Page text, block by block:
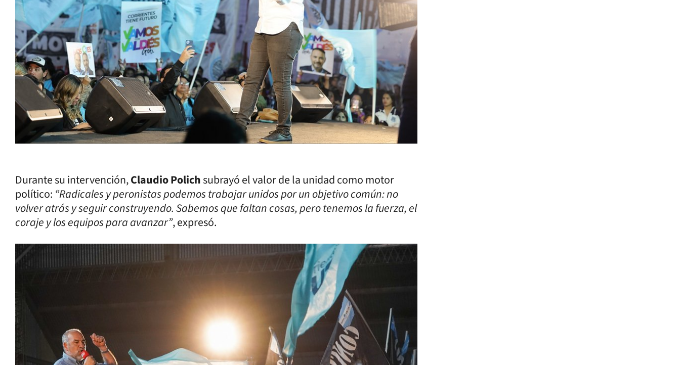
Durante su intervención,Claudio Polichsubrayó el valor de la unidad como motor
político: “Radicales y peronistas podemos trabajar unidos por un objetivo común: no
volver atrás y seguir construyendo. Sabemos que faltan cosas, pero tenemos la fuerza, el
coraje y los equipos para avanzar”, expresó.